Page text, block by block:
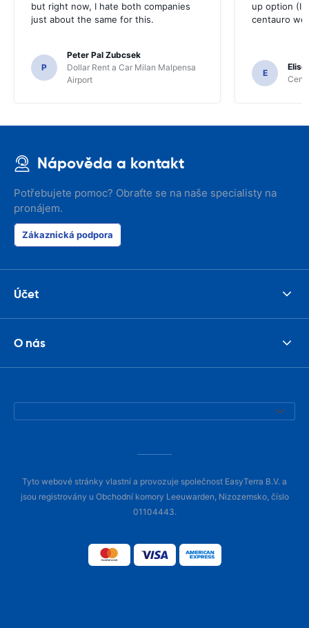
but right now, I hate both companies
just about the same for this.
P
Peter Pal Zubcsek
Dollar Rent a Car Milan Malpensa
Airport
up option (I
centauro
E
Nápověda a kontakt
Potřebujete pomoc? Obraťte se na naše specialisty na
pronájem.
Zákaznická podpora
Účet
O nás
Tyto webové stránky vlastní a provozuje společnost EasyTerra B.V. a
jsou registrovány u Obchodní komory Leeuwarden, Nizozemsko, číslo
01104443.